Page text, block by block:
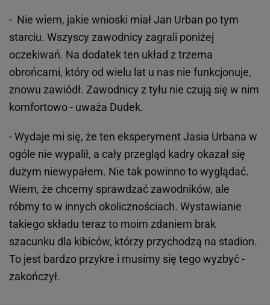
- Nie wiem, jakie wnioski miał Jan Urban po tym
starciu. Wszyscy zawodnicy zagrali poniżej
oczekiwań. Na dodatek ten układ z trzema
obrońcami, który od wielu lat u nas nie funkcjonuje,
znowu zawiódł. Zawodnicy z tyłu nie czują się w nim
komfortowo - uważa Dudek.
- Wydaje mi się, że ten eksperyment Jasia Urbana w
ogóle nie wypalił, a cały przegląd kadry okazał się
dużym niewypałem. Nie tak powinno to wyglądać.
Wiem, że chcemy sprawdzać zawodników, ale
róbmy to w innych okolicznościach. Wystawianie
takiego składu teraz to moim zdaniem brak
szacunku dla kibiców, którzy przychodzą na stadion.
To jest bardzo przykre i musimy się tego wyzbyć -
zakończył.